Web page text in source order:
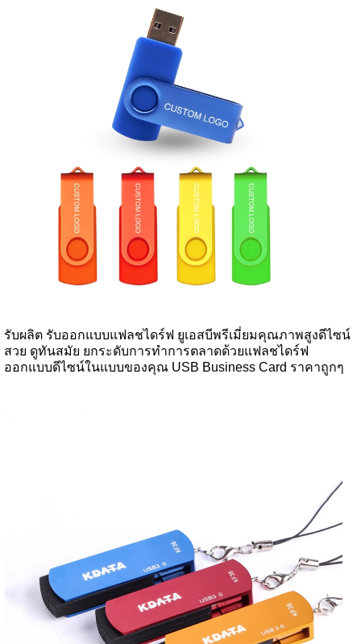
รับผลิต รับออกแบบแฟลชไดร์ฟ ยูเอสบีพรีเมี่ยมคุณภาพสูงดีไซน์
สวย ดูทันสมัย ยกระดับการทําการตลาดด้วยแฟลชไดร์ฟ
ออกแบบดีไซน์ในแบบของคุณ USB Business Card ราคาถูกๆ